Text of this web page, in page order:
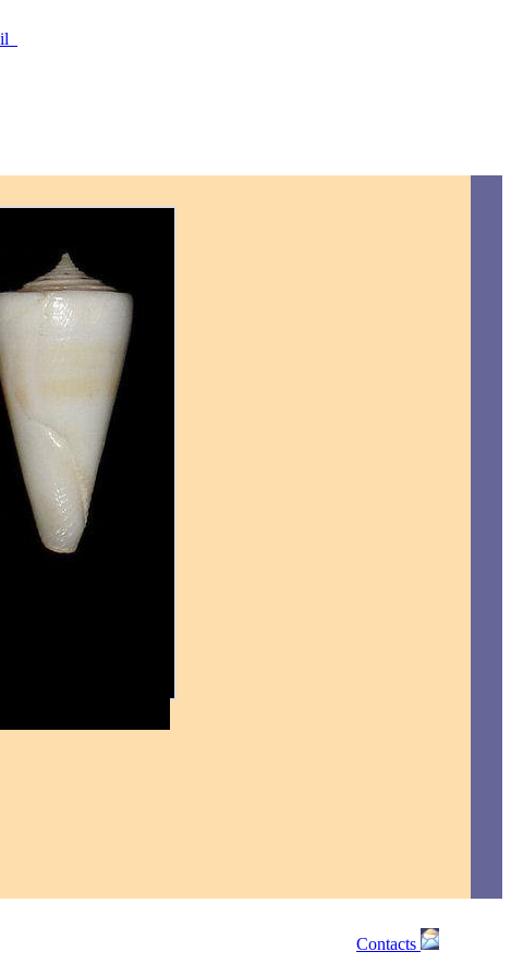
Contacts